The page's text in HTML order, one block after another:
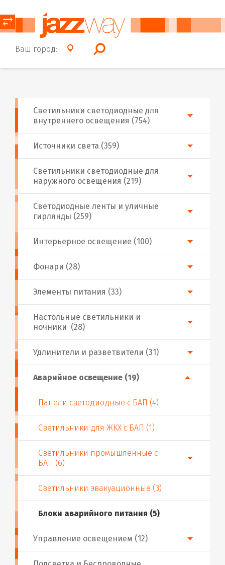
Ваш город:
⥂
Фонари (28)
Аварийное освещение (19)
Панели светодиодные с БАП (4)
Светильники для ЖКХ с БАП (1)
Светильники промышленные с
БАП (6)
Светильники эвакуационные (3)
Блоки аварийного питания (5)
Настольные светильники и
ночники (28)
Интерьерное освещение (100)
Источники света (359)
Светодиодные ленты и уличные
гирлянды (259)
Светильники светодиодные для
внутреннего освещения (754)
Светильники светодиодные для
наружного освещения (219)
Удлинители и разветвители (31)
Управление освещением (12)
Элементы питания (33)